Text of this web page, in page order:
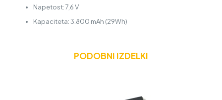
Napetost: 7,6 V
Kapaciteta: 3.800 mAh (29Wh)
PODOBNI IZDELKI